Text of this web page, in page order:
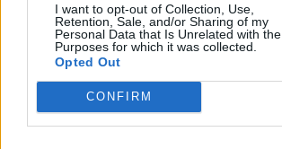
I want to opt-out of Collection, Use,
Retention, Sale, and/or Sharing of my
Personal Data that Is Unrelated with the
Purposes for which it was collected.
Opted Out
CONFIRM